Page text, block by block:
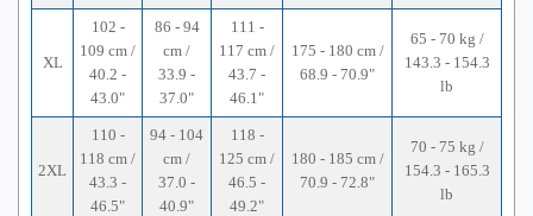
XL
102 -
109 cm /
40.2 -
43.0"
86 - 94
cm /
33.9 -
37.0"
111 -
117 cm /
43.7 -
46.1"
175 - 180 cm /
68.9 - 70.9"
65 - 70 kg /
143.3 - 154.3
lb
2XL
110 -
118 cm /
43.3 -
46.5"
94 - 104
cm /
37.0 -
40.9"
118 -
125 cm /
46.5 -
49.2"
180 - 185 cm /
70.9 - 72.8"
70 - 75 kg /
154.3 - 165.3
lb